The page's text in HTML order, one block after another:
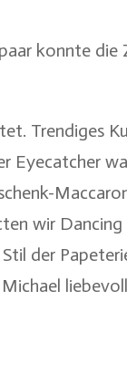
konnte die
Trendiges
Eyecatcher
wir
der